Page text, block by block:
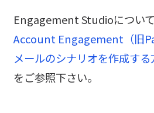
Engagement Studioについて
Account Engagement（旧
メールのシナリオを作成す
をご参照下さい。